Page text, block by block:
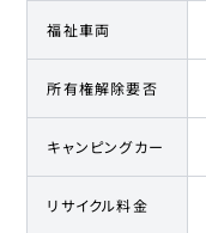
福祉車両
所有権解除要否
キャンピングカー
リサイクル料金